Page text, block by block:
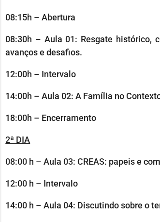
08:15h – Abertura
08:30h – Aula 01: Resgate histórico,
avanços e desafios.
12:00h – Intervalo
14:00h – Aula 02: A Família no
18:00h – Encerramento
2ª DIA
08:00 h – Aula 03: CREAS: papeis e
12:00 h – Intervalo
14:00 h – Aula 04: Discutindo sobre o